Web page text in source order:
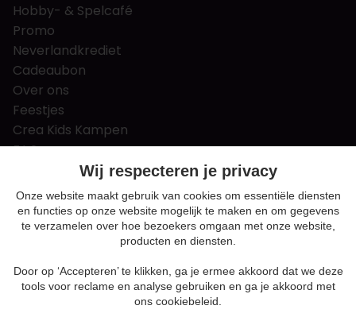
Hobby- & Spelcafé
Promo
Neverlandkrediet
Cadeaubon
Over ons
Feestjes
Crea Kids Kampen
FAQ
Tips & tricks
Contact
Nieuws & Vacatures
Algemene voorwaarden
Privacy en cookie policy
Wij respecteren je privacy
Onze website maakt gebruik van cookies om essentiële diensten
en functies op onze website mogelijk te maken en om gegevens
te verzamelen over hoe bezoekers omgaan met onze website,
producten en diensten.
Door op ‘Accepteren’ te klikken, ga je ermee akkoord dat we deze
tools voor reclame en analyse gebruiken en ga je akkoord met
ons cookiebeleid.